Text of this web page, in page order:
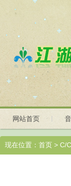
网站首页
现在位置： 首页 > C/